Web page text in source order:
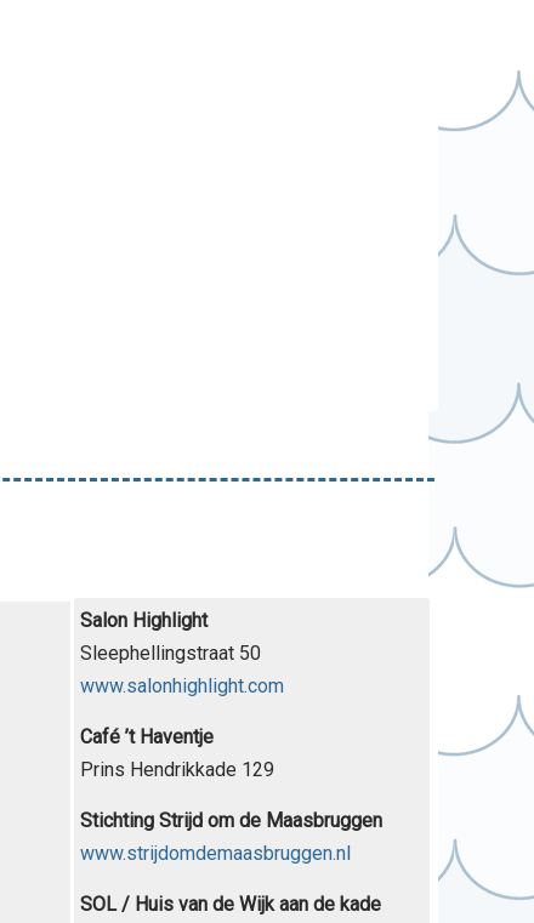
Salon Highlight
Sleephellingstraat 50
www.salonhighlight.com
Café ’t Haventje
Prins Hendrikkade 129
Stichting Strijd om de Maasbruggen
www.strijdomdemaasbruggen.nl
SOL / Huis van de Wijk aan de kade